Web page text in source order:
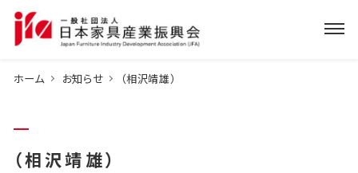
ホーム お知らせ （相沢靖雄）
（相沢靖雄）